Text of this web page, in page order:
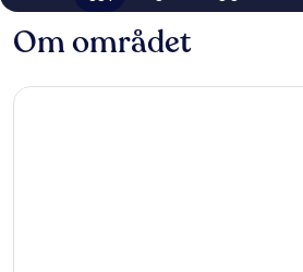
Om området